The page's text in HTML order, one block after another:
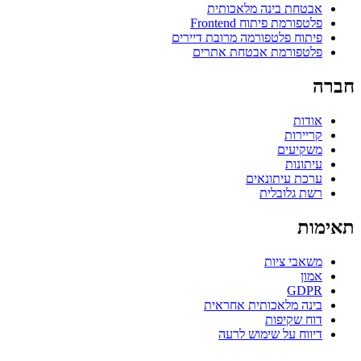
אבטחת בינה מלאכותית
פלטפורמת פיתוח Frontend
פיתוח פלטפורמה מרובת דיירים
פלטפורמת אבטחת אתרים
חברה
אודות
קריירות
משקיעים
עיתונות
ערכת עיתונאים
רשת גלובלית
תאימות
משאבי ציות
אמון
GDPR
בינה מלאכותית אחראית
דוח שקיפות
דיווח על שימוש לרעה